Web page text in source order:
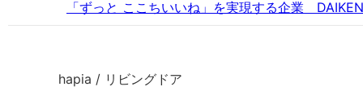
「ずっと ここちいいね」を実現する企業 DAIKEN
hapia / リビングドア